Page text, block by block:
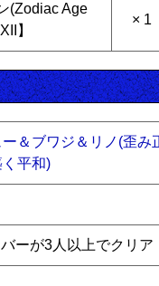
(Zodiac Age
】
× 1
＆ブワジ＆リノ(歪み
く平和)
ーが3人以上でクリア